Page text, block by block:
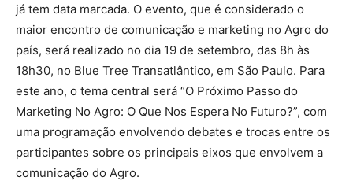
já tem data marcada. O evento, que é considerado o
maior encontro de comunicação e marketing no Agro do
país, será realizado no dia 19 de setembro, das 8h às
18h30, no Blue Tree Transatlântico, em São Paulo. Para
este ano, o tema central será “O Próximo Passo do
Marketing No Agro: O Que Nos Espera No Futuro?”, com
uma programação envolvendo debates e trocas entre os
participantes sobre os principais eixos que envolvem a
comunicação do Agro.